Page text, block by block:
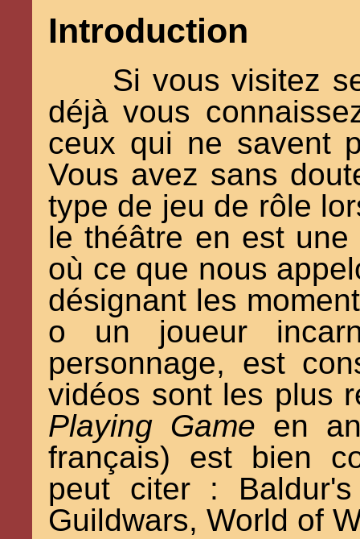
Introduction
Si vous visitez
déjà vous
ceux qui ne savent
Vous avez sans
type de jeu de rôle
le théâtre en est
où ce que nous
désignant les
o un joueur
personnage, est
vidéos sont les plus
Playing Game en
français) est bien
peut citer :
Guildwars, World of